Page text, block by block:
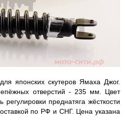
японских скутеров Ямаха Джог.
отверстий - 235 мм. Цвет
преднатяга жёсткости
по РФ и СНГ. Цена указана